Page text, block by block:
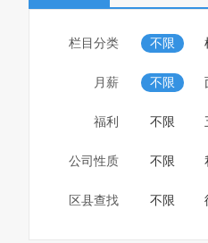
栏目分类 不限
月薪 不限
福利 不限
公司性质 不限
区县查找 不限